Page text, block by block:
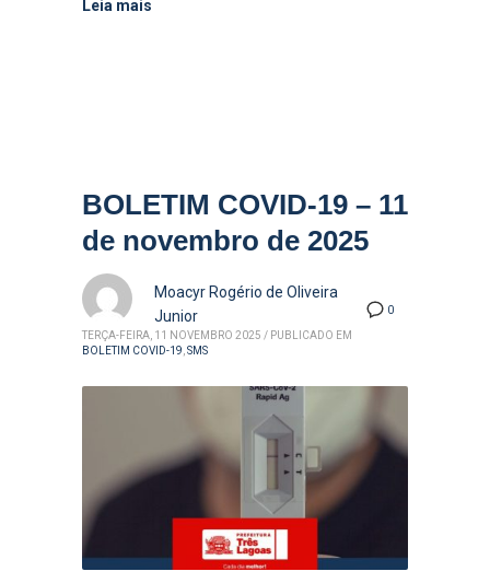
Leia mais
BOLETIM COVID-19 – 11
de novembro de 2025
0
Moacyr Rogério de Oliveira
Junior
TERÇA-FEIRA, 11 NOVEMBRO 2025 / PUBLICADO EM
BOLETIM COVID-19 SMS